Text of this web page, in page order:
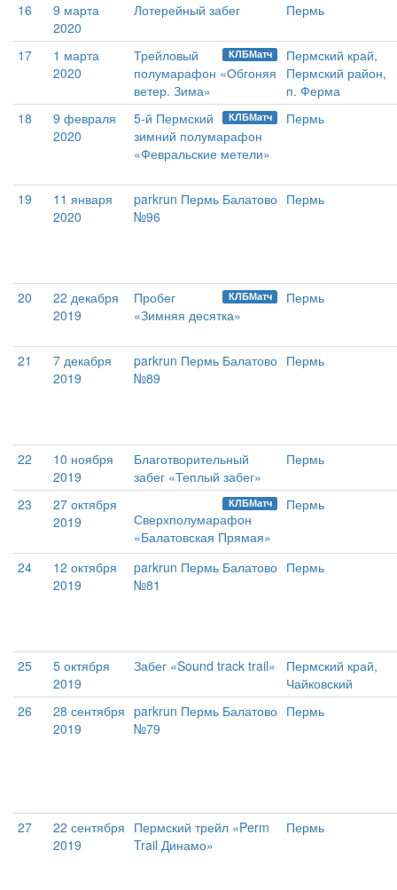
16
9 марта
2020
Лотерейный забег Пермь
17
1 марта
2020
КЛБМатч
Трейловый
полумарафон «Обгоняя
ветер. Зима»
Пермский край,
Пермский район,
п. Ферма
18
9 февраля
2020
КЛБМатч
5-й Пермский
зимний полумарафон
«Февральские метели»
Пермь
19
11 января
2020
parkrun Пермь Балатово
№96
Пермь
20
22 декабря
2019
КЛБМатч
Пробег
«Зимняя десятка»
Пермь
21
7 декабря
2019
parkrun Пермь Балатово
№89
Пермь
22
10 ноября
2019
Благотворительный
забег «Теплый забег»
Пермь
23
27 октября
2019
КЛБМатч
Сверхполумарафон
«Балатовская Прямая»
Пермь
24
12 октября
2019
parkrun Пермь Балатово
№81
Пермь
25
5 октября
2019
Забег «Sound track trail»
Пермский край,
Чайковский
26
28 сентября
2019
parkrun Пермь Балатово
№79
Пермь
27
22 сентября
2019
Пермский трейл «Perm
Trail Динамо»
Пермь